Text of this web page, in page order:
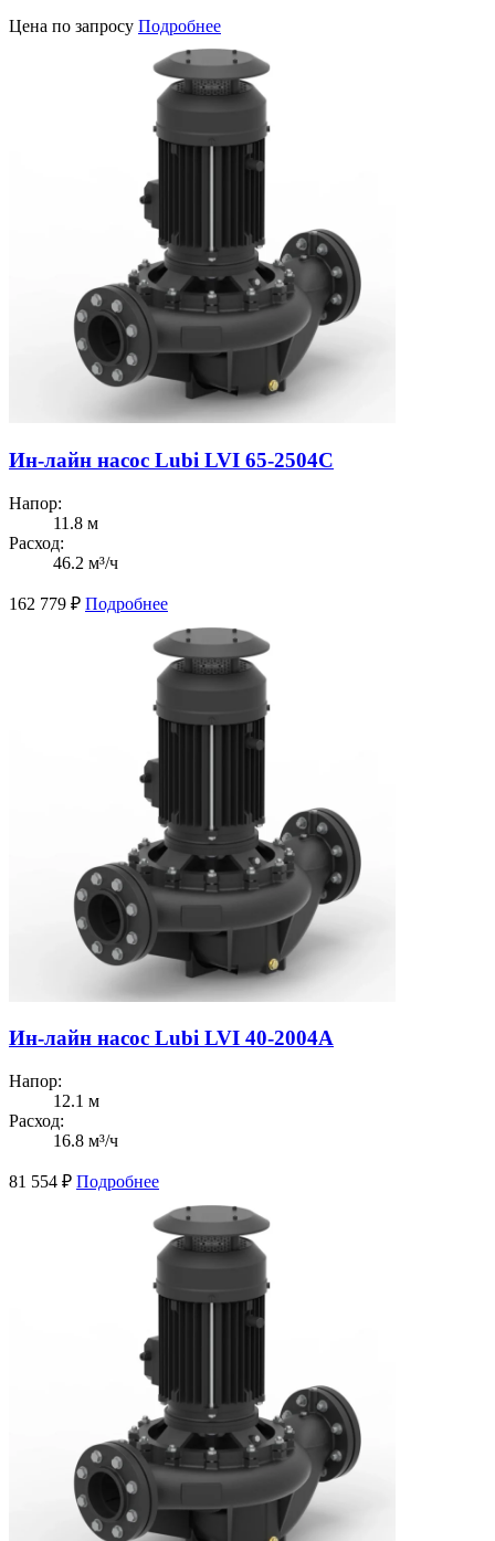
Цена по запросу Подробнее
Ин-лайн насос Lubi LVI 65-2504C
Напор:
11.8 м
Расход:
46.2 м³/ч
162 779 ₽ Подробнее
Ин-лайн насос Lubi LVI 40-2004A
Напор:
12.1 м
Расход:
16.8 м³/ч
81 554 ₽ Подробнее